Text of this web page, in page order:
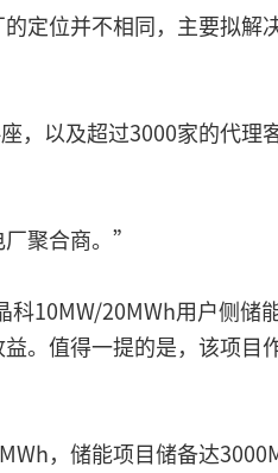
定位并不相同，主要拟解
，以及超过3000家的代理
聚合商。”
10MW/20MWh用户侧储
。值得一提的是，该项目
，储能项目储备达